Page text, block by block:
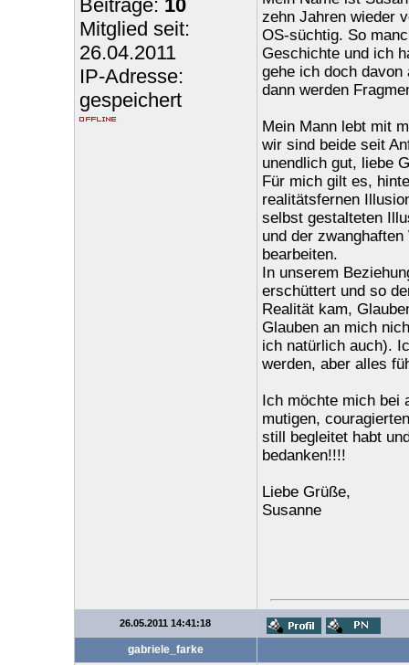
Beiträge: 10
Mitglied seit:
26.04.2011
IP-Adresse:
gespeichert
zehn Jahren wieder
OS-süchtig. So
Geschichte und ich
gehe ich doch
dann werden
Mein Mann lebt mit
wir sind beide seit
unendlich gut, liebe
Für mich gilt es,
realitätsfernen
selbst gestalteten
und der
bearbeiten.
In unserem
erschüttert und so
Realität kam,
Glauben an mich
ich natürlich auch).
werden, aber alles
Ich möchte mich bei
mutigen,
still begleitet habt
bedanken!!!!
Liebe Grüße,
Susanne
26.05.2011 14:41:18
gabriele_farke